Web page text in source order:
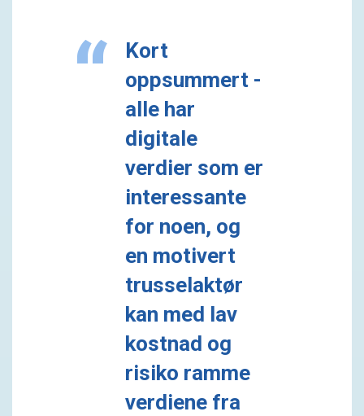
Kort
oppsummert -
alle har
digitale
verdier som er
interessante
for noen, og
en motivert
trusselaktør
kan med lav
kostnad og
risiko ramme
verdiene fra